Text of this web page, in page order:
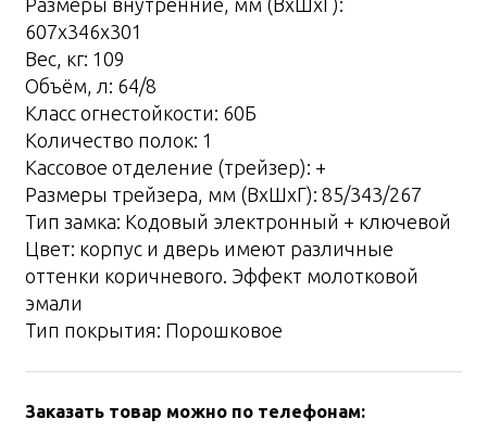
Размеры внутренние, мм (ВхШхГ):
607x346x301
Вес, кг: 109
Объём, л: 64/8
Класс огнестойкости: 60Б
Количество полок: 1
Кассовое отделение (трейзер): +
Размеры трейзера, мм (ВхШхГ): 85/343/267
Тип замка: Кодовый электронный + ключевой
Цвет: корпус и дверь имеют различные
оттенки коричневого. Эффект молотковой
эмали
Тип покрытия: Порошковое
Заказать товар можно по телефонам: